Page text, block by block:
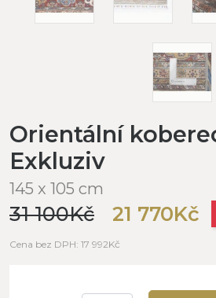
Orientální
Exkluziv
145 x 105 cm
31 100Kč 21 770Kč
Cena bez DPH: 17 992Kč